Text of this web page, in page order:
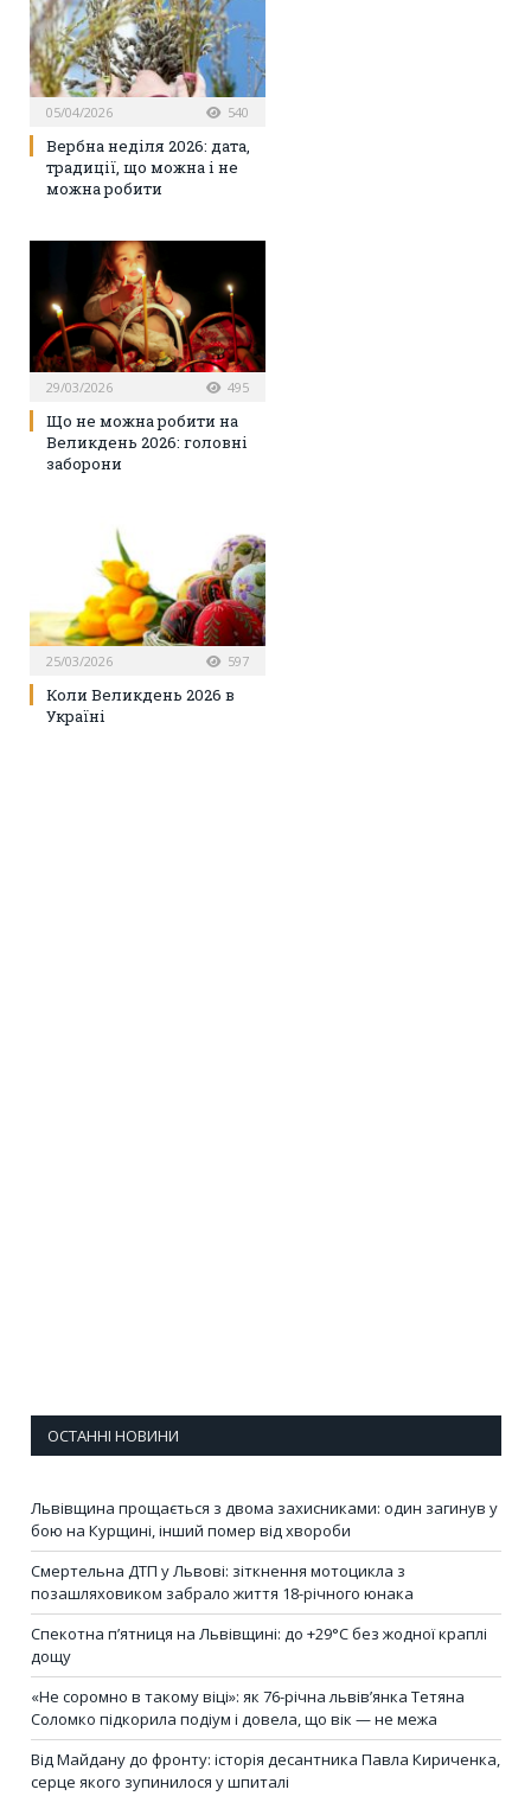
05/04/2026 540
Вербна неділя 2026: дата,
традиції, що можна і не
можна робити
29/03/2026 495
Що не можна робити на
Великдень 2026: головні
заборони
25/03/2026 597
Коли Великдень 2026 в
Україні
ОСТАННІ НОВИНИ
Львівщина прощається з двома захисниками: один загинув у
бою на Курщині, інший помер від хвороби
Смертельна ДТП у Львові: зіткнення мотоцикла з
позашляховиком забрало життя 18-річного юнака
Спекотна п’ятниця на Львівщині: до +29°C без жодної краплі
дощу
«Не соромно в такому віці»: як 76-річна львів’янка Тетяна
Соломко підкорила подіум і довела, що вік — не межа
Від Майдану до фронту: історія десантника Павла Кириченка,
серце якого зупинилося у шпиталі